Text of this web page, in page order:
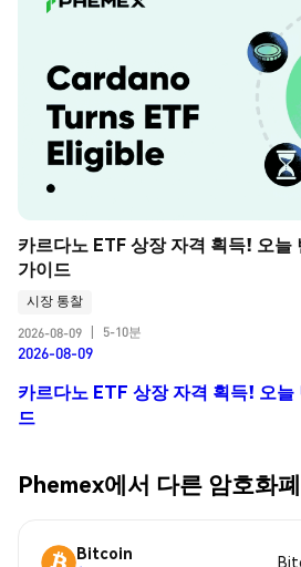
카르다노 ETF 상장 자격 획득! 오늘
가이드
시장 통찰
2026-08-09
5-10분
2026-08-09
카르다노 ETF 상장 자격 획득! 오늘
드
Phemex에서 다른 암호화
Bitcoin